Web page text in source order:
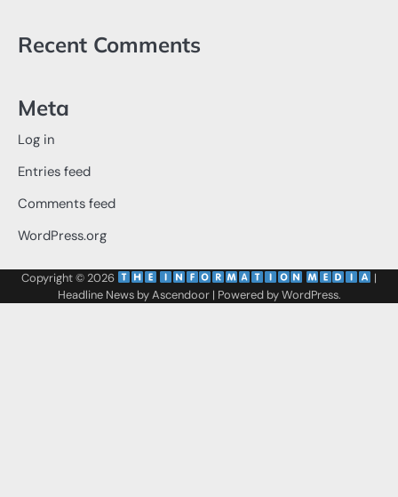
Recent Comments
Meta
Log in
Entries feed
Comments feed
WordPress.org
Copyright © 2026
|
Headline News byAscendoor| Powered byWordPress.